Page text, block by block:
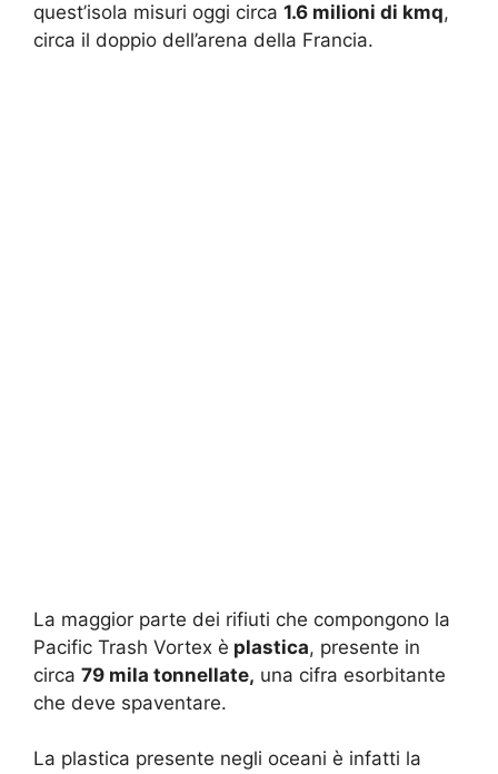
quest’isola misuri oggi circa 1.6 milioni di kmq,
circa il doppio dell’arena della Francia.
La maggior parte dei rifiuti che compongono la
Pacific Trash Vortex è plastica, presente in
circa 79 mila tonnellate, una cifra esorbitante
che deve spaventare.
La plastica presente negli oceani è infatti la